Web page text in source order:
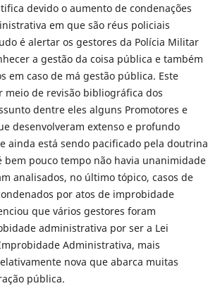
devido o aumento de condenações
em que são réus policiais
é alertar os gestores da Polícia Militar
a gestão da coisa pública e também
em caso de má gestão pública. Este
meio de revisão bibliográfica dos
dentre eles alguns Promotores e
desenvolveram extenso e profundo
ainda está sendo pacificado pela doutrina
pouco tempo não havia unanimidade
analisados, no último tópico, casos de
por atos de improbidade
que vários gestores foram
administrativa por ser a Lei
Administrativa, mais
nova que abarca muitas
pública.